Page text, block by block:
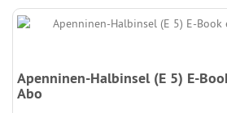
Apenninen-Halbinsel (E 5) E-
Abo